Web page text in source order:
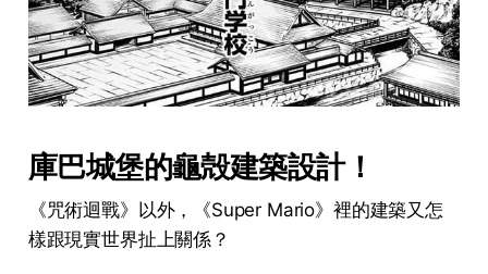
庫巴城堡的龜殻建築設計！
《咒術迴戰》以外，《Super Mario》裡的建築又怎
樣跟現實世界扯上關係？